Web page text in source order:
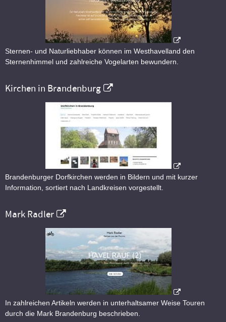
Sternen- und Naturliebhaber können im Westhavelland den
Sternenhimmel und zahlreiche Vogelarten bewundern.
Kirchen in Brandenburg
Brandenburger Dorfkirchen werden in Bildern und mit kurzer
Information, sortiert nach Landkreisen vorgestellt.
Mark Radler
In zahlreichen Artikeln werden in unterhaltsamer Weise Touren
durch die Mark Brandenburg beschrieben.